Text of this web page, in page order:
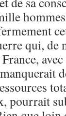
qui, de
pourrait